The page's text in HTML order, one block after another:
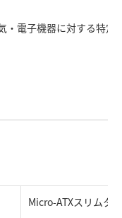
・電子機器に対する特
Micro-ATXスリムタ